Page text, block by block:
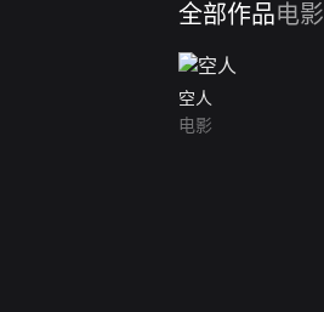
全部作品电影
空人
电影